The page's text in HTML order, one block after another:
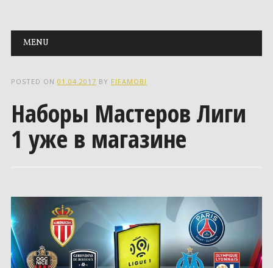
Main menu
Skip to content
MENU
POSTED ON 01.04.2017 BY FIFAMOBI
Наборы Мастеров Лиги
1 уже в магазине